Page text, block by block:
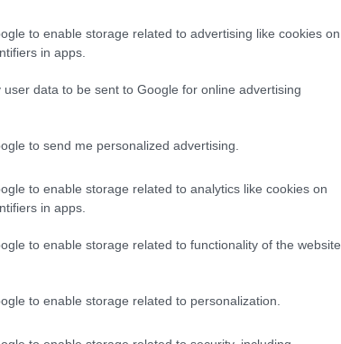
to enable storage related to advertising like cookies on
in apps.
user data to be sent to Google for online advertising
to send me personalized advertising.
to enable storage related to analytics like cookies on
in apps.
to enable storage related to functionality of the website
to enable storage related to personalization.